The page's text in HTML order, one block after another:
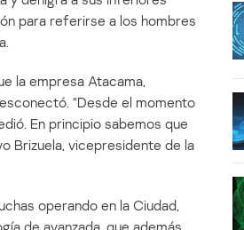
para referirse a los hombres
la empresa Atacama,
“Desde el momento
En principio sabemos que
Brizuela, vicepresidente de la
operando en la Ciudad,